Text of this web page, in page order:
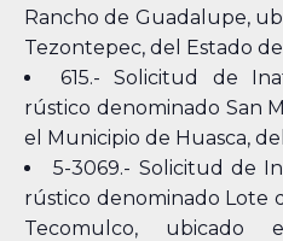
Rancho de Guadalupe,
Tezontepec, del Estado
615.- Solicitud de
rústico denominado San
el Municipio de Huasca,
5-3069.- Solicitud de
rústico denominado Lote
Tecomulco,